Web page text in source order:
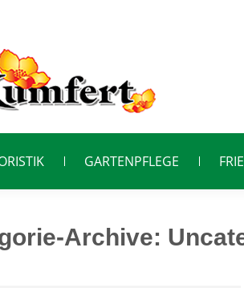
GARTENPFLEGE
Archive: